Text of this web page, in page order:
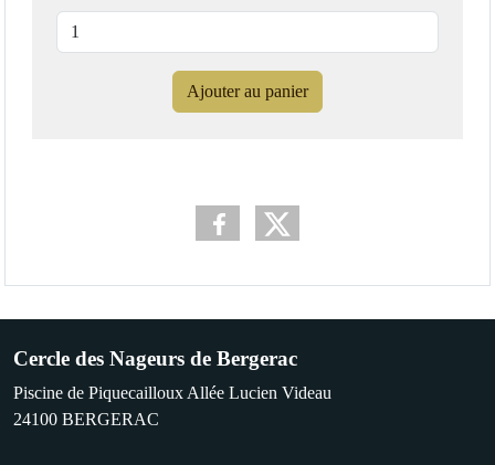
Ajouter au panier
Cercle des Nageurs de Bergerac
Piscine de Piquecailloux Allée Lucien Videau
24100 BERGERAC